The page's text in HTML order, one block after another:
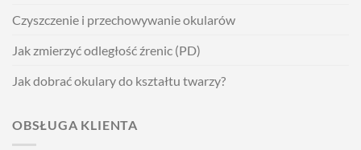
Czyszczenie i przechowywanie okularów
Jak zmierzyć odległość źrenic (PD)
Jak dobrać okulary do kształtu twarzy?
OBSŁUGA KLIENTA